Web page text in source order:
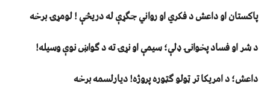
پاکستان او داعش د فکري او رواني جګړې له دریڅې ! لومړۍ برخه
د شر او فساد پخوانۍ ډلې؛ سیمې او نړۍ ته د ګواښ نوې وسیله!
داعش؛ د امریکا تر ټولو ګټوره پروژه! دیارلسمه برخه